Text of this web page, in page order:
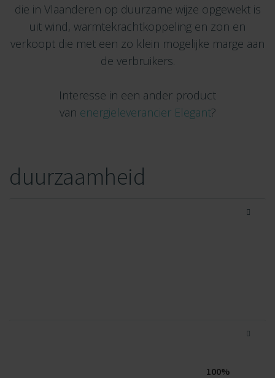
die in Vlaanderen op duurzame wijze opgewekt is
uit wind, warmtekrachtkoppeling en zon en
verkoopt die met een zo klein mogelijke marge aan
de verbruikers.
Interesse in een ander product
van energieleverancier Elegant?
duurzaamheid
100%